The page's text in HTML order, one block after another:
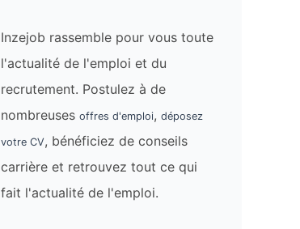
Inzejob rassemble pour vous toute
l'actualité de l'emploi et du
recrutement. Postulez à de
nombreuses offres d'emploi, déposez
votre CV, bénéficiez de conseils
carrière et retrouvez tout ce qui
fait l'actualité de l'emploi.